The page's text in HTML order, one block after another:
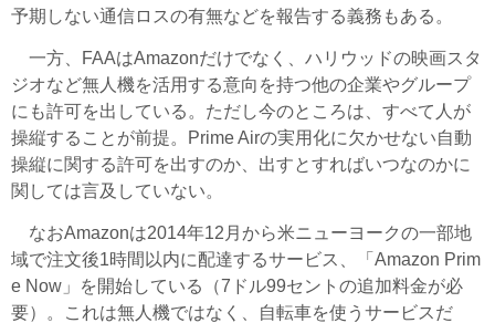
予期しない通信ロスの有無などを報告する義務もある。
一方、FAAはAmazonだけでなく、ハリウッドの映画スタ
ジオなど無人機を活用する意向を持つ他の企業やグループ
にも許可を出している。ただし今のところは、すべて人が
操縦することが前提。Prime Airの実用化に欠かせない自動
操縦に関する許可を出すのか、出すとすればいつなのかに
関しては言及していない。
なおAmazonは2014年12月から米ニューヨークの一部地
域で注文後1時間以内に配達するサービス、「Amazon Prim
e Now」を開始している（7ドル99セントの追加料金が必
要）。これは無人機ではなく、自転車を使うサービスだ